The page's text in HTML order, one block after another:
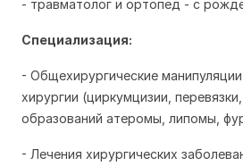
- травматолог и ортопед - с
Специализация:
- Общехирургические
хирургии (циркумцизии,
образований атеромы, липомы,
- Лечения хирургических